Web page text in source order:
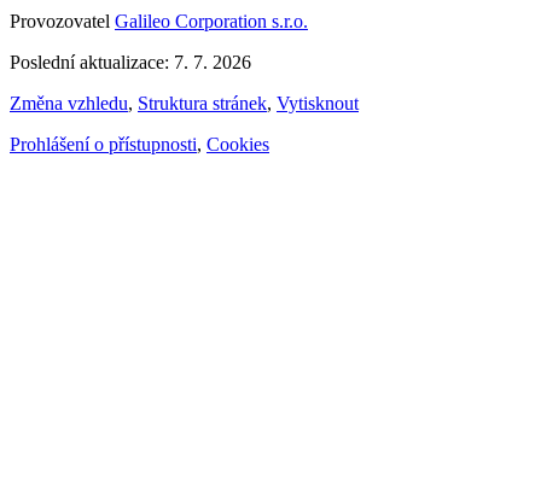
Provozovatel Galileo Corporation s.r.o.
Poslední aktualizace: 7. 7. 2026
Změna vzhledu, Struktura stránek, Vytisknout
Prohlášení o přístupnosti, Cookies